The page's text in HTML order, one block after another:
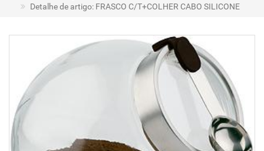
Detalhe de artigo: FRASCO C/T+COLHER CABO SILICONE